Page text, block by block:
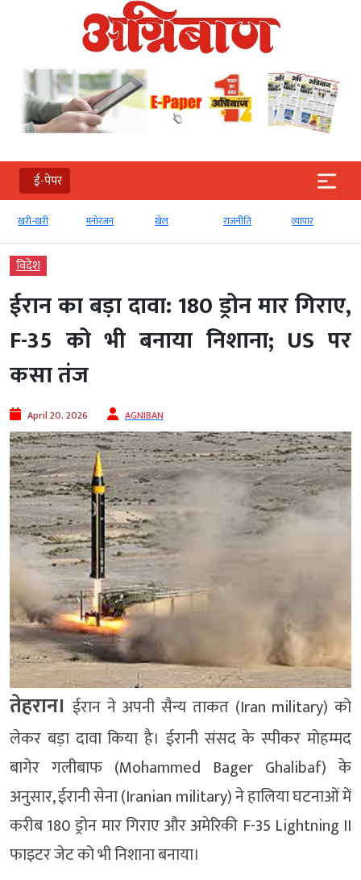
ई-पेपर
मनोरंजन खेल व्‍यापार टेक्‍नोलॉजी
विदेश
ईरान का बड़ा दावा: 180 ड्रोन मार गिराए,
F-35 को भी बनाया निशाना; US पर
कसा तंज
April 20, 2026 AGNIBAN
तेहरान। ईरानने अपनी सैन्य ताकत (Iran military) को
लेकर बड़ा दावा किया है। ईरानी संसद के स्पीकर मोहम्मद
बागेर गलीबाफ (Mohammed Bager Ghalibaf) के
अनुसार, ईरानी सेना (Iranian military) ने हालिया घटनाओं में
करीब 180 ड्रोन मार गिराए और अमेरिकी F-35 Lightning II
फाइटर जेट को भी निशाना बनाया।